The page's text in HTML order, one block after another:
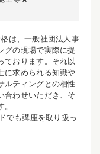
は、一般社団法人事
グの現場で実際に提
ております。それ以
に求められる知識や
ルティングとの相性
合わせいただき、そ
でも講座を取り扱っ